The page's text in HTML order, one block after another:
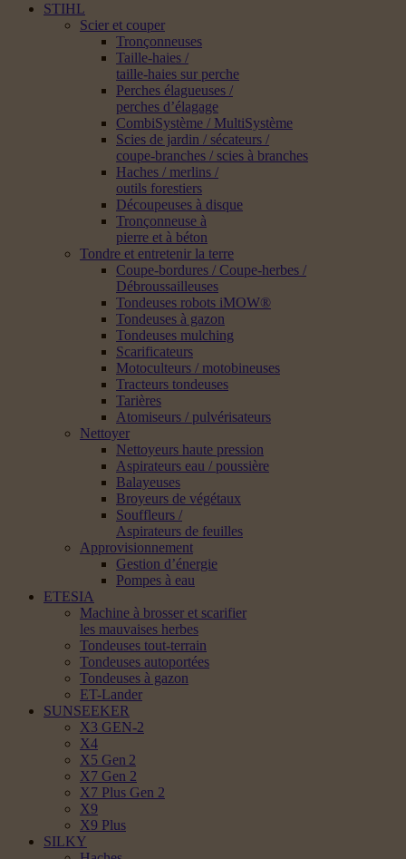
STIHL
Scier et couper
Tronçonneuses
Taille-haies /
taille-haies sur perche
Perches élagueuses /
perches d’élagage
CombiSystème / MultiSystème
Scies de jardin / sécateurs /
coupe-branches / scies à branches
Haches / merlins /
outils forestiers
Découpeuses à disque
Tronçonneuse à
pierre et à béton
Tondre et entretenir la terre
Coupe-bordures / Coupe-herbes /
Débroussailleuses
Tondeuses robots iMOW®
Tondeuses à gazon
Tondeuses mulching
Scarificateurs
Motoculteurs / motobineuses
Tracteurs tondeuses
Tarières
Atomiseurs / pulvérisateurs
Nettoyer
Nettoyeurs haute pression
Aspirateurs eau / poussière
Balayeuses
Broyeurs de végétaux
Souffleurs /
Aspirateurs de feuilles
Approvisionnement
Gestion d’énergie
Pompes à eau
ETESIA
Machine à brosser et scarifier
les mauvaises herbes
Tondeuses tout-terrain
Tondeuses autoportées
Tondeuses à gazon
ET-Lander
SUNSEEKER
X3 GEN-2
X4
X5 Gen 2
X7 Gen 2
X7 Plus Gen 2
X9
X9 Plus
SILKY